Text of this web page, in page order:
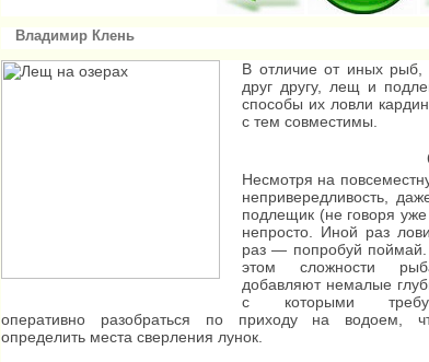
Владимир Клень
В отличие от иных рыб,
друг другу, лещ и
способы их ловли
с тем совместимы.
Несмотря на
непривередливость,
подлещик (не говоря
непросто. Иной раз
раз — попробуй
этом сложности
добавляют немалые
с которыми
оперативно разобраться по приходу на водоем,
определить места сверления лунок.